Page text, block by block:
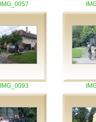
IMG_0057
IMG_0093